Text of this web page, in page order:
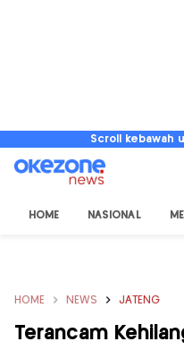
Scroll kebawah
HOME NASIONAL
HOME NEWS JATENG
Terancam